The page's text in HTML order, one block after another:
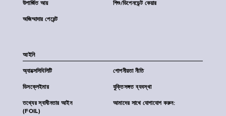
উপার্জিত আয় শিশু/ডিপেনডেন্ট কেয়ার
অজিম্মাদার পেরেন্ট
আইনি
অ্যাক্সেসিবিলিটি গোপনীয়তা নীতি
ডিসক্লেইমার যুক্তিসঙ্গত ব্যবস্থা
তথ্যের স্বাধীনতার আইন
(FOIL)
আমাদের সাথে যোগাযোগ করুন: